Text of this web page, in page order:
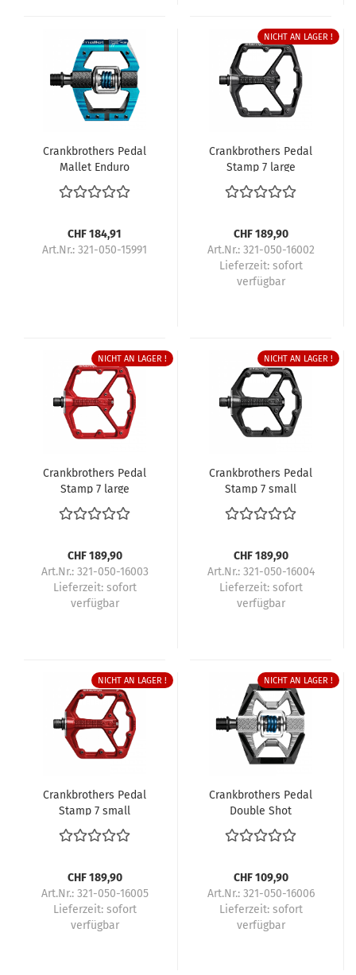
Crankbrothers Pedal
Mallet Enduro
CHF 184,91
Art.Nr.: 321-050-15991
NICHT AN LAGER !
Crankbrothers Pedal
Stamp 7 large
CHF 189,90
Art.Nr.: 321-050-16002
Lieferzeit: sofort
verfügbar
NICHT AN LAGER !
Crankbrothers Pedal
Stamp 7 large
CHF 189,90
Art.Nr.: 321-050-16003
Lieferzeit: sofort
verfügbar
NICHT AN LAGER !
Crankbrothers Pedal
Stamp 7 small
CHF 189,90
Art.Nr.: 321-050-16004
Lieferzeit: sofort
verfügbar
NICHT AN LAGER !
Crankbrothers Pedal
Stamp 7 small
CHF 189,90
Art.Nr.: 321-050-16005
Lieferzeit: sofort
verfügbar
NICHT AN LAGER !
Crankbrothers Pedal
Double Shot
CHF 109,90
Art.Nr.: 321-050-16006
Lieferzeit: sofort
verfügbar